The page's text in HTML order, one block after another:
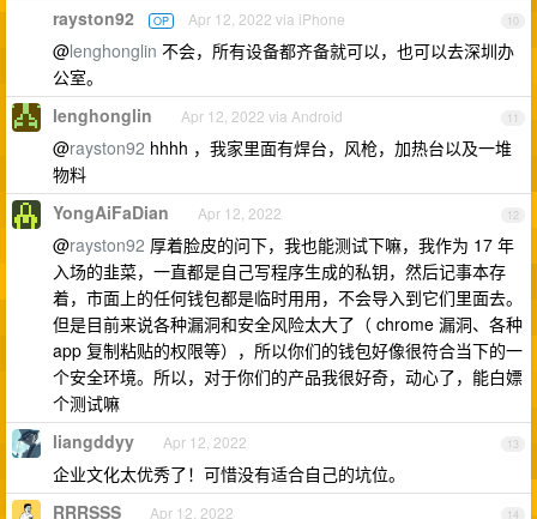
10
rayston92 OP Apr 12, 2022 via iPhone
@lenghonglin 不会，所有设备都齐备就可以，也可以去深圳办
公室。
11
lenghonglin Apr 12, 2022 via Android
@rayston92 hhhh ，我家里面有焊台，风枪，加热台以及一堆
物料
12
YongAiFaDian Apr 12, 2022
@rayston92 厚着脸皮的问下，我也能测试下嘛，我作为 17 年
入场的韭菜，一直都是自己写程序生成的私钥，然后记事本存
着，市面上的任何钱包都是临时用用，不会导入到它们里面去。
但是目前来说各种漏洞和安全风险太大了（ chrome 漏洞、各种
app 复制粘贴的权限等），所以你们的钱包好像很符合当下的一
个安全环境。所以，对于你们的产品我很好奇，动心了，能白嫖
个测试嘛
13
liangddyy Apr 12, 2022
企业文化太优秀了！可惜没有适合自己的坑位。
14
RRRSSS Apr 12, 2022